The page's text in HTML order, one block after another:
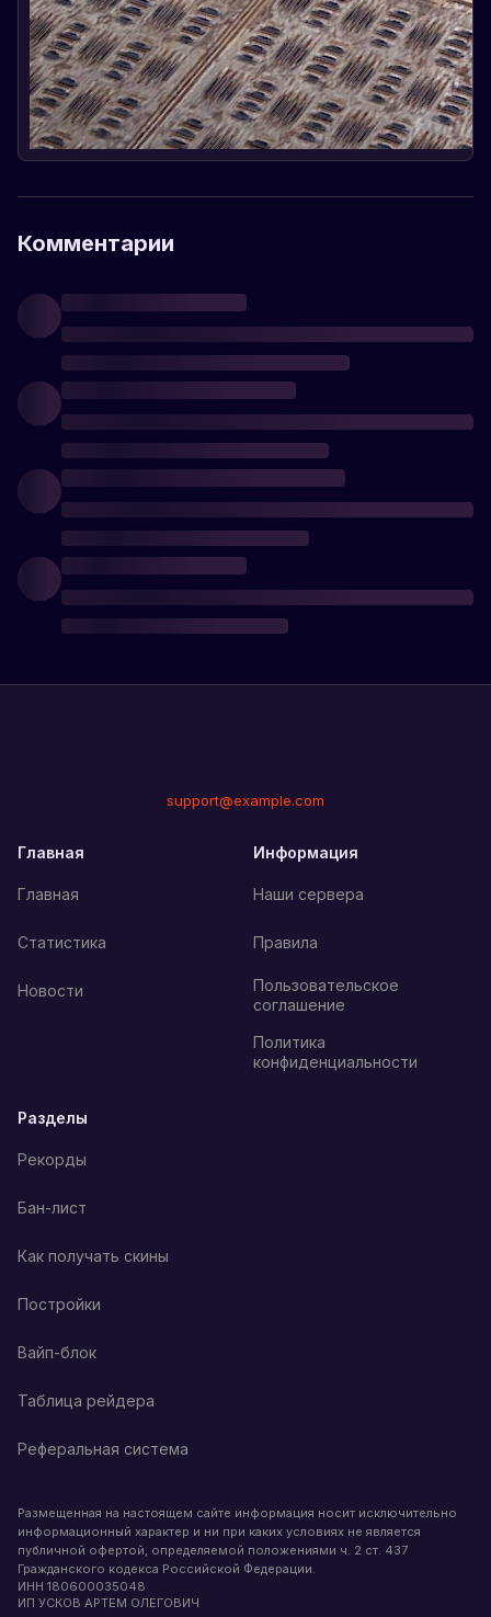
Комментарии
support@example.com
Главная
Главная
Статистика
Новости
Информация
Наши сервера
Правила
Пользовательское
соглашение
Политика
конфиденциальности
Разделы
Рекорды
Бан-лист
Как получать скины
Постройки
Вайп-блок
Таблица рейдера
Реферальная система
Размещенная на настоящем сайте информация носит исключительно
информационный характер и ни при каких условиях не является
публичной офертой, определяемой положениями ч. 2 ст. 437
Гражданского кодекса Российской Федерации.
ИНН 180600035048
ИП УСКОВ АРТЕМ ОЛЕГОВИЧ